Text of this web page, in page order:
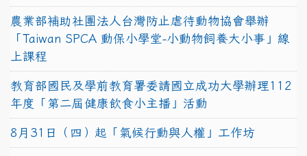
農業部補助社團法人台灣防止虐待動物協會舉辦
「Taiwan SPCA 動保小學堂-小動物飼養大小事」線
上課程
教育部國民及學前教育署委請國立成功大學辦理112
年度「第二屆健康飲食小主播」活動
8月31日（四）起「氣候行動與人權」工作坊